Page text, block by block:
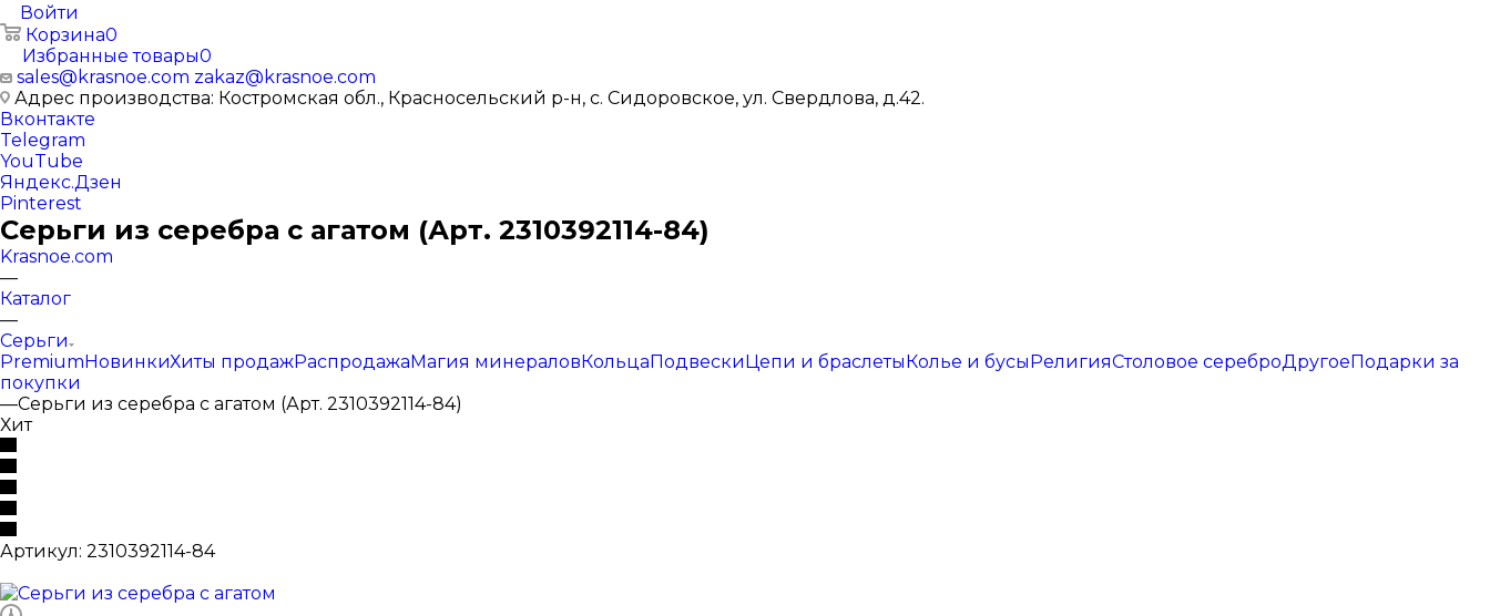
Войти
Корзина0
Избранные товары0
sales@krasnoe.com zakaz@krasnoe.com
Адрес производства: Костромская обл., Красносельский р-н, с. Сидоровское, ул. Свердлова, д.42.
Вконтакте
Telegram
YouTube
Яндекс.Дзен
Pinterest
Серьги из серебра с агатом (Арт. 2310392114-84)
Krasnoe.com
—
Каталог
—
Серьги
PremiumНовинкиХиты продажРаспродажаМагия минераловКольцаПодвескиЦепи и браслетыКолье и бусыРелигияСтоловое сереброДругоеПодарки за
покупки
—Серьги из серебра с агатом (Арт. 2310392114-84)
Хит
Артикул: 2310392114-84